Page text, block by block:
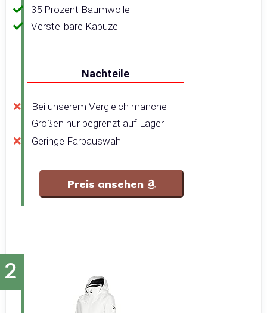
35 Prozent Baumwolle
Verstellbare Kapuze
Nachteile
Bei unserem Vergleich manche
Größen nur begrenzt auf Lager
Geringe Farbauswahl
Preis ansehen